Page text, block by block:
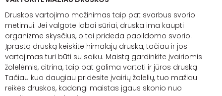
Druskos vartojimo mažinimas taip pat svarbus svorio
metimui. Jei valgote labai sūriai, druska ima kaupti
organizme skysčius, o tai prideda papildomo svorio.
Įprastą druską keiskite himalajų druska, tačiau ir jos
vartojimas turi būti su saiku. Maistą gardinkite įvairiomis
žolelėmis, citrina, taip pat galima vartoti ir jūros druską.
Tačiau kuo daugiau pridėsite įvairių žolelių, tuo mažiau
reikės druskos, kadangi maistas įgaus skonio nuo